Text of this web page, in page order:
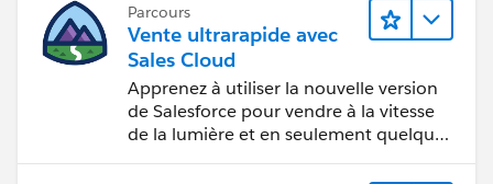
Parcours
Vente ultrarapide avec
Sales Cloud
Apprenez à utiliser la nouvelle version
de Salesforce pour vendre à la vitesse
de la lumière et en seulement quelques